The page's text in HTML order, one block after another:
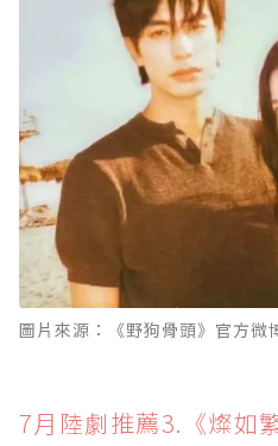
圖片來源：《野狗骨頭》官方微
7月陸劇推薦3.《燦如